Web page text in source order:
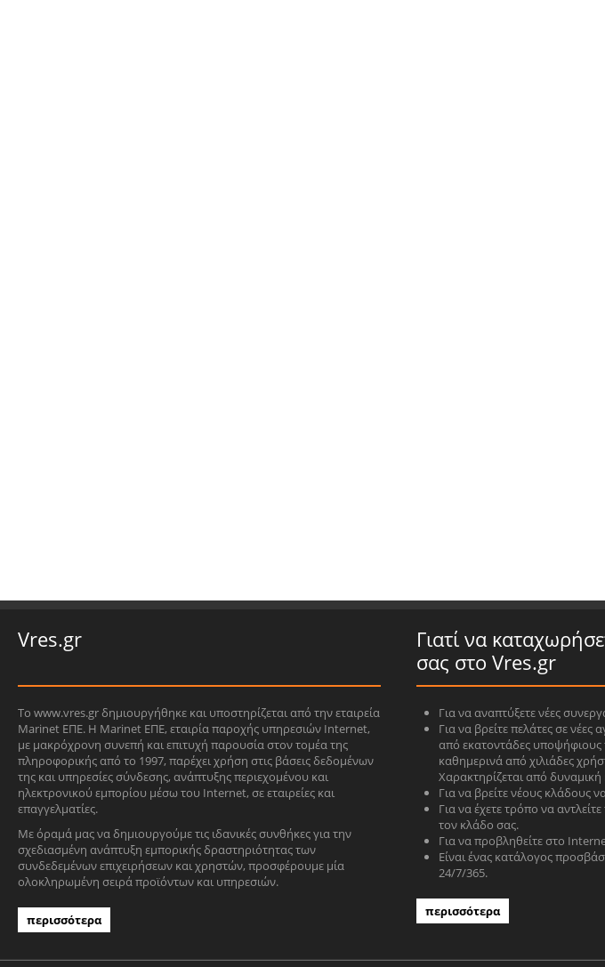
Vres.gr
Το www.vres.gr δημιουργήθηκε και υποστηρίζεται από την εταιρεία
Marinet ΕΠΕ. Η Marinet ΕΠΕ, εταιρία παροχής υπηρεσιών Internet,
με μακρόχρονη συνεπή και επιτυχή παρουσία στον τομέα της
πληροφορικής από το 1997, παρέχει χρήση στις βάσεις δεδομένων
της και υπηρεσίες σύνδεσης, ανάπτυξης περιεχομένου και
ηλεκτρονικού εμπορίου μέσω του Internet, σε εταιρείες και
επαγγελματίες.
Με όραμά μας να δημιουργούμε τις ιδανικές συνθήκες για την
σχεδιασμένη ανάπτυξη εμπορικής δραστηριότητας των
συνδεδεμένων επιχειρήσεων και χρηστών, προσφέρουμε μία
ολοκληρωμένη σειρά προϊόντων και υπηρεσιών.
περισσότερα
Γιατί να
σας στο Vres.gr
Για να αναπτύξετε νέες
Για να βρείτε πελάτες σε
από εκατοντάδες υποψήφιους
καθημερινά από χιλιάδες
Χαρακτηρίζεται από δυναμική
Για να βρείτε νέους κλάδους
Για να έχετε τρόπο να
τον κλάδο σας.
Για να προβληθείτε στο
Είναι ένας κατάλογος
24/7/365.
περισσότερα